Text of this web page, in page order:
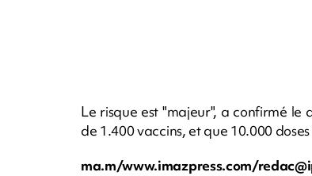
Le risque est "majeur", a confirmé le
de 1.400 vaccins, et que 10.000
ma.m/www.imazpress.com/